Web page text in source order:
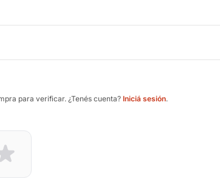
para verificar. ¿Tenés cuenta? Iniciá sesión.